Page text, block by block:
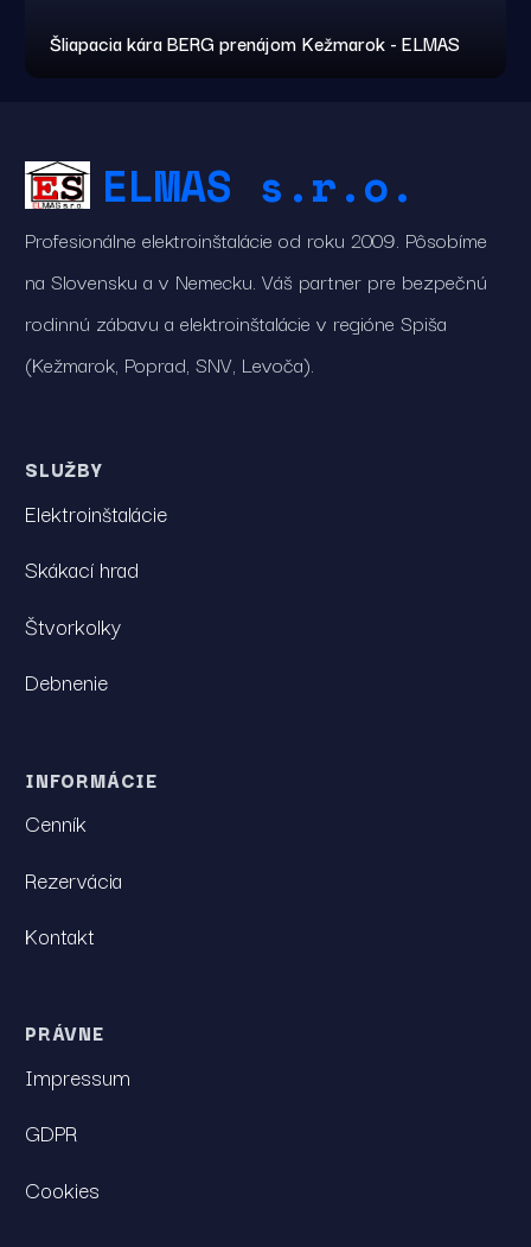
Šliapacia kára BERG prenájom Kežmarok - ELMAS
ELMAS s.r.o.
Profesionálne elektroinštalácie od roku 2009. Pôsobíme
na Slovensku a v Nemecku. Váš partner pre bezpečnú
rodinnú zábavu a elektroinštalácie v regióne Spiša
(Kežmarok, Poprad, SNV, Levoča).
SLUŽBY
Elektroinštalácie
Skákací hrad
Štvorkolky
Debnenie
INFORMÁCIE
Cenník
Rezervácia
Kontakt
PRÁVNE
Impressum
GDPR
Cookies